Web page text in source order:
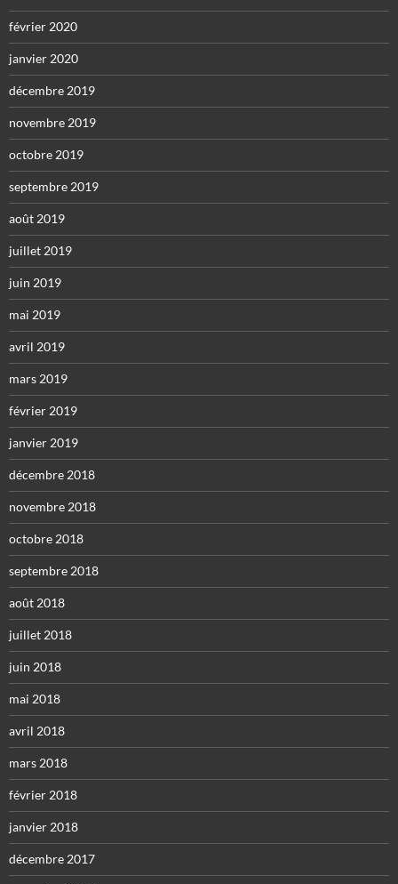
février 2020
janvier 2020
décembre 2019
novembre 2019
octobre 2019
septembre 2019
août 2019
juillet 2019
juin 2019
mai 2019
avril 2019
mars 2019
février 2019
janvier 2019
décembre 2018
novembre 2018
octobre 2018
septembre 2018
août 2018
juillet 2018
juin 2018
mai 2018
avril 2018
mars 2018
février 2018
janvier 2018
décembre 2017